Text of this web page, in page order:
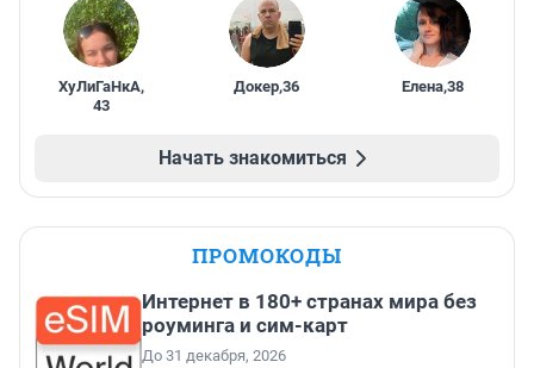
ХуЛиГаНкА,
43
Докер,36 Елена,38
Начать знакомиться
ПРОМОКОДЫ
Интернет в 180+ странах мира без
роуминга и сим-карт
До 31 декабря, 2026